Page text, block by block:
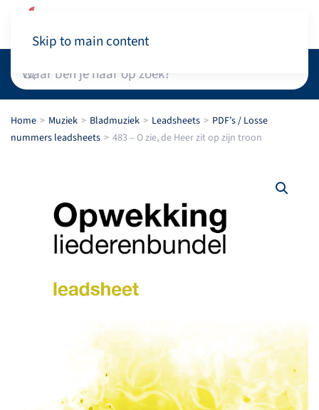
Skip to main content
Home Muziek Bladmuziek Leadsheets
PDF’s / Losse
nummers leadsheets
483 – O zie, de Heer zit op zijn troon